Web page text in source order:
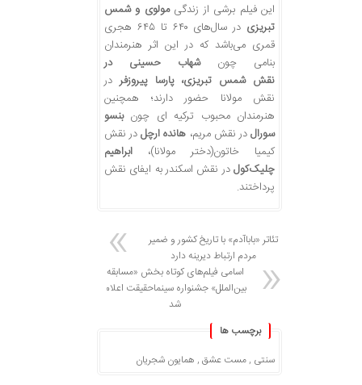
این فیلم برشی از زندگیمولوی و شمس
تبریزی
در سال‌های ۶۴۰ تا ۶۴۵ هجری
قمری می‌باشد که در این اثر هنرمندان
بنامی چونشهاب حسینی در
نقش شمس تبریزی، پارسا پیروزفردر
نقش مولانا حضور دارند؛ همچنین
هنرمندان محبوب ترکیه ای چونبنسو
سورالدر نقش مریم، هانده ارچلدر نقش
کیمیا خاتون(دختر مولانا)، ابراهیم
چلیک‌کولدر نقش اسکندر به ایفای نقش
پرداختند.
تئاتر «باباآدم» با تاریخ کشور و ضمیر
مردم ارتباط دیرینه دارد
اسامی فیلم‌های کوتاه بخش «مسابقه
بین‌الملل» جشنواره سینماحقیقت اعلام
شد
برچسب ها
سنتی ,مست عشق , همایون شجریان